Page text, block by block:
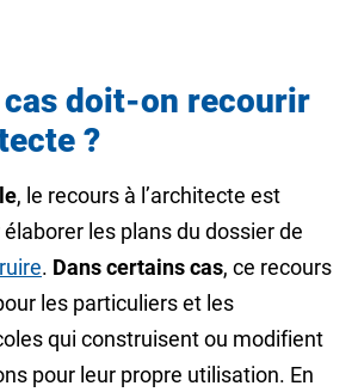
cas doit-on recourir
?
, le recours à l’architecte est
élaborer les plans du dossier de
. Dans certains cas, ce recours
les particuliers et les
qui construisent ou modifient
pour leur propre utilisation. En